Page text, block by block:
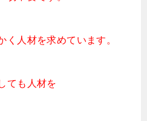
く人材を求めています。
ても人材を